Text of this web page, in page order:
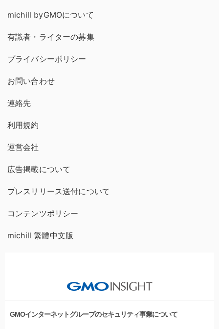
michill byGMOについて
有識者・ライターの募集
プライバシーポリシー
お問い合わせ
連絡先
利用規約
運営会社
広告掲載について
プレスリリース送付について
コンテンツポリシー
michill 繁體中文版
GMOインターネットグループのセキュリティ事業について